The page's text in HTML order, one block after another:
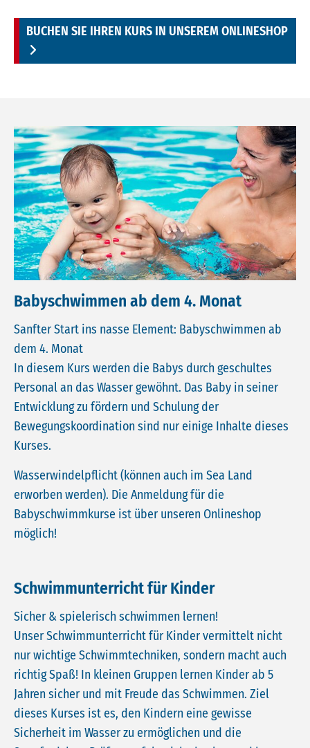
BUCHEN SIE IHREN KURS IN UNSEREM ONLINESHOP
Babyschwimmen ab dem 4. Monat
Sanfter Start ins nasse Element: Babyschwimmen ab
dem 4. Monat
In diesem Kurs werden die Babys durch geschultes
Personal an das Wasser gewöhnt. Das Baby in seiner
Entwicklung zu fördern und Schulung der
Bewegungskoordination sind nur einige Inhalte dieses
Kurses.
Wasserwindelpflicht (können auch im Sea Land
erworben werden). Die Anmeldung für die
Babyschwimmkurse ist über unseren Onlineshop
möglich!
Schwimmunterricht für Kinder
Sicher & spielerisch schwimmen lernen!
Unser Schwimmunterricht für Kinder vermittelt nicht
nur wichtige Schwimmtechniken, sondern macht auch
richtig Spaß! In kleinen Gruppen lernen Kinder ab 5
Jahren sicher und mit Freude das Schwimmen. Ziel
dieses Kurses ist es, den Kindern eine gewisse
Sicherheit im Wasser zu ermöglichen und die